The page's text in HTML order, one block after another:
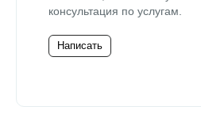
консультация по услугам.
Написать